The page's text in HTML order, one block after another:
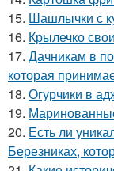
15. Шашлычки с
16. Крылечко
17. Дачникам в
которая
18. Огурчики в
19.
20. Есть ли
Березниках,